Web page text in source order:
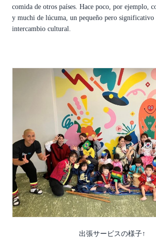
comida de otros países. Hace poco, por ejemplo,
y muchi de lúcuma, un pequeño pero significativo
intercambio cultural.
出張サービスの様子↑